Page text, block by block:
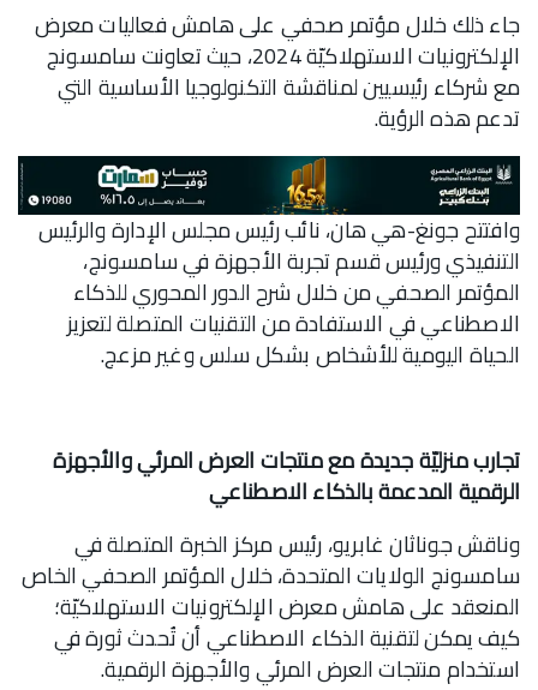
جاء ذلك خلال مؤتمر صحفي على هامش فعاليات معرض
الإلكترونيات الاستهلاكيّة 2024، حيث تعاونت سامسونج
مع شركاء رئيسيين لمناقشة التكنولوجيا الأساسية التي
تدعم هذه الرؤية.
وافتتح جونغ-هي هان، نائب رئيس مجلس الإدارة والرئيس
التنفيذي ورئيس قسم تجربة الأجهزة في سامسونج،
المؤتمر الصحفي من خلال شرح الدور المحوري للذكاء
الاصطناعي في الاستفادة من التقنيات المتصلة لتعزيز
الحياة اليومية للأشخاص بشكل سلس وغير مزعج.
تجارب منزليّة جديدة مع منتجات العرض المرئي والأجهزة
الرقمية المدعمة بالذكاء الاصطناعي
وناقش جوناثان غابريو، رئيس مركز الخبرة المتصلة في
سامسونج الولايات المتحدة، خلال المؤتمر الصحفي الخاص
المنعقد على هامش معرض الإلكترونيات الاستهلاكيّة؛
كيف يمكن لتقنية الذكاء الاصطناعي أن تُحدث ثورة في
استخدام منتجات العرض المرئي والأجهزة الرقمية.